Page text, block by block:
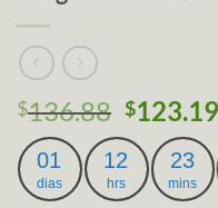
$136.88 El
precio
original
era:
$123.19
01
dias
12
hrs
23
mins